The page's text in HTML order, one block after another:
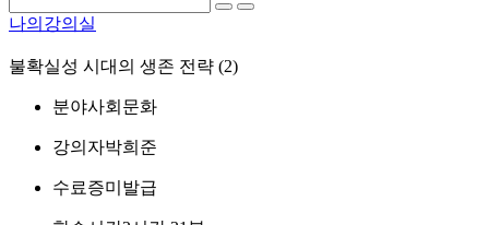
나의강의실
불확실성 시대의 생존 전략 (2)
분야사회문화
강의자박희준
수료증미발급